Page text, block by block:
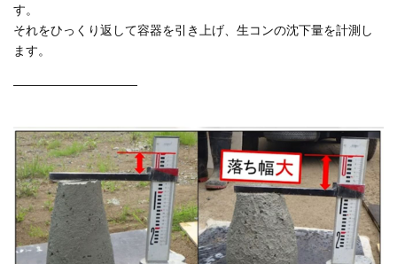
す。
それをひっくり返して容器を引き上げ、生コンの沈下量を計測し
ます。
——————————